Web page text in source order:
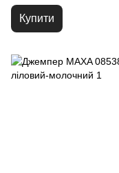
Купити